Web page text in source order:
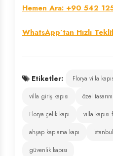
Hemen Ara: +90 542
WhatsApp’tan Hızlı
Etiketler: Florya villa
villa giriş kapısı
özel
Florya çelik kapı
villa kapısı
ahşap kaplama kapı
güvenlik kapısı